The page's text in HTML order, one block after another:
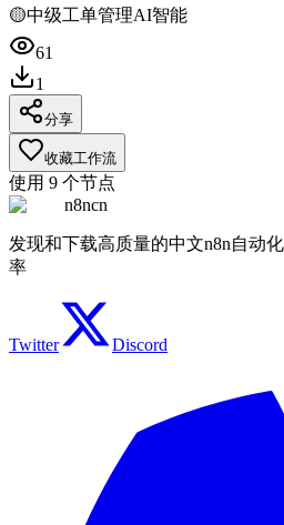
🟡中级工单管理AI智能
61
1
分享
收藏工作流
使用 9 个节点
n8ncn
发现和下载高质量的中文n8n自动
率
Twitter Discord